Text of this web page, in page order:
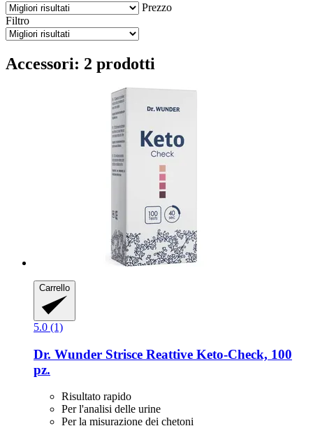
Prezzo
Filtro
Accessori: 2 prodotti
Carrello
5.0 (1)
Dr. Wunder Strisce Reattive Keto-​Check, 100
pz.
Risultato rapido
Per l'analisi delle urine
Per la misurazione dei chetoni